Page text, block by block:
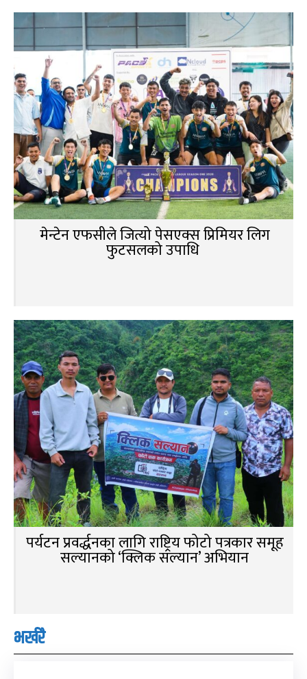
मेन्टेन एफसीले जित्यो पेसएक्स प्रिमियर लिग
फुटसलको उपाधि
पर्यटन प्रवर्द्धनका लागि राष्ट्रिय फोटो पत्रकार समूह
सल्यानको ‘क्लिक सल्यान’ अभियान
भर्खरै